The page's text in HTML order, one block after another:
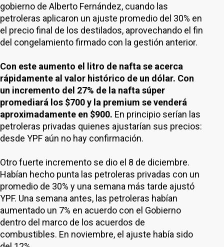
gobierno de Alberto Fernández, cuando las
petroleras aplicaron un ajuste promedio del 30% en
el precio final de los destilados, aprovechando el fin
del congelamiento firmado con la gestión anterior.
Con este aumento el litro de nafta se acerca
rápidamente al valor histórico de un dólar. Con
un incremento del 27% de la nafta súper
promediará los $700 y la premium se venderá
aproximadamente en $900. En principio serían las
petroleras privadas quienes ajustarían sus precios:
desde YPF aún no hay confirmación.
Otro fuerte incremento se dio el 8 de diciembre.
Habían hecho punta las petroleras privadas con un
promedio de 30% y una semana más tarde ajustó
YPF. Una semana antes, las petroleras habían
aumentado un 7% en acuerdo con el Gobierno
dentro del marco de los acuerdos de
combustibles. En noviembre, el ajuste había sido